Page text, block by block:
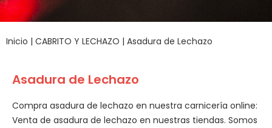
Inicio | CABRITO Y LECHAZO | Asadura de Lechazo
Asadura de Lechazo
Compra asadura de lechazo en nuestra carnicería online:
Venta de asadura de lechazo en nuestras tiendas. Somos